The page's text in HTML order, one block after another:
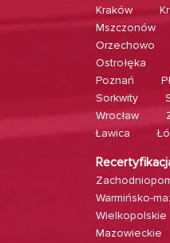
Kraków
Mszczonów
Orzechowo
Ostrołęka
Poznań
Sorkwity
Wrocław
Ławica
Warmińsko-
Wielkopolskie
Mazowieckie